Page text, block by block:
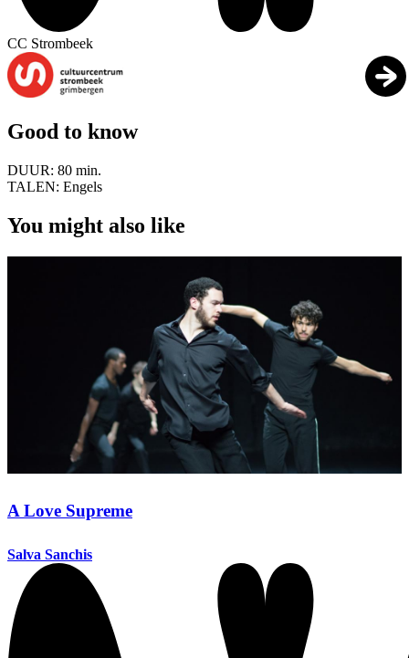
CC Strombeek
Good to know
DUUR: 80 min.
TALEN: Engels
You might also like
A Love Supreme
Salva Sanchis